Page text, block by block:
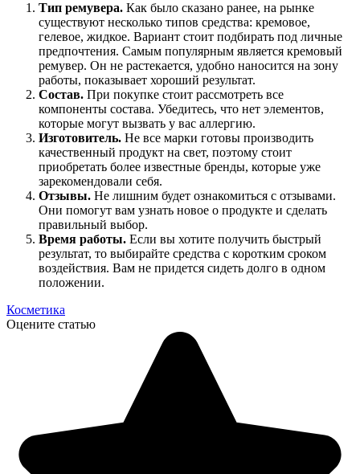
Тип ремувера. Как было сказано ранее, на рынке
существуют несколько типов средства: кремовое,
гелевое, жидкое. Вариант стоит подбирать под личные
предпочтения. Самым популярным является кремовый
ремувер. Он не растекается, удобно наносится на зону
работы, показывает хороший результат.
Состав. При покупке стоит рассмотреть все
компоненты состава. Убедитесь, что нет элементов,
которые могут вызвать у вас аллергию.
Изготовитель. Не все марки готовы производить
качественный продукт на свет, поэтому стоит
приобретать более известные бренды, которые уже
зарекомендовали себя.
Отзывы. Не лишним будет ознакомиться с отзывами.
Они помогут вам узнать новое о продукте и сделать
правильный выбор.
Время работы. Если вы хотите получить быстрый
результат, то выбирайте средства с коротким сроком
воздействия. Вам не придется сидеть долго в одном
положении.
Косметика
Оцените статью